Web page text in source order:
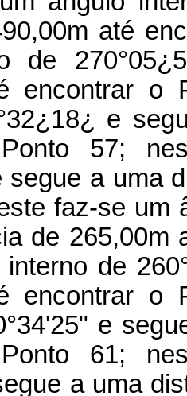
até
de
encontrar o
e
57;
segue a uma
faz-se um
de 265,00m
de
encontrar o
e
61;
a uma